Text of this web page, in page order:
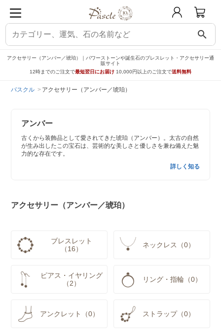
search
アクセサリー（アンバー／琥珀）｜パワーストーンや誕生石のブレスレット・アクセサリー通
販サイト
12時までのご注文で最短翌日にお届け 10,000円以上のご注文で送料無料
パスクル アクセサリー（アンバー／琥珀）
アンバー
古くから装飾品として愛されてきた琥珀（アンバー）。太古の自然
が生み出したこの宝石は、芸術的な美しさと優しさを兼ね備えた魅
力的な存在です。
詳しく知る
アクセサリー（アンバー／琥珀）
ブレスレット
（16）
ネックレス（0）
ピアス・イヤリング
（2）
リング・指輪（0）
アンクレット（0） ストラップ（0）